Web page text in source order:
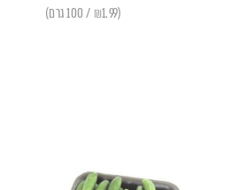
(₪1.99 / 100 גרם)